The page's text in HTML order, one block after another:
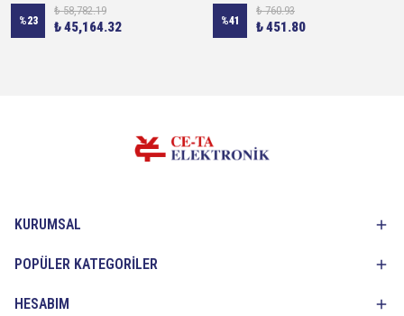
%23
₺ 58,782.19
₺ 45,164.32 %41
₺ 760.93
₺ 451.80
KURUMSAL
POPÜLER KATEGORİLER
HESABIM